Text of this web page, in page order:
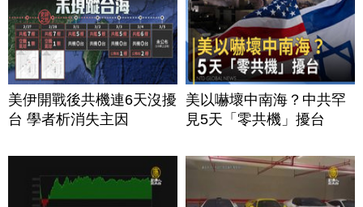
美伊開戰後共機連6天沒擾
台 學者析消失主因
美以嚇壞中南海？中共罕
見5天「零共機」擾台